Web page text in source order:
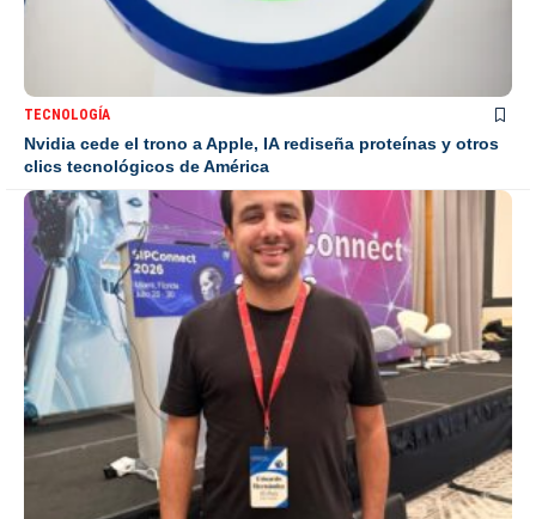
TECNOLOGÍA
Nvidia cede el trono a Apple, IA rediseña proteínas y otros
clics tecnológicos de América